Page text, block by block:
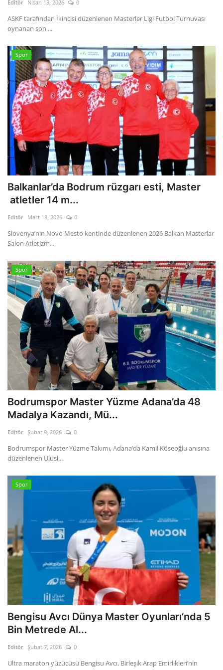
Editör Nisan 13, 2026 0
ASKF tarafından İkincisi düzenlenen Masterler Ligi Futbol Turnuvası
oynanan son ...
Spor
Balkanlar’da Bodrum rüzgarı esti, Master
atletler 14 m...
Editör Mart 18, 2026 0
Slovenya’nın Novo Mesto kentinde düzenlenen 2026 Balkan Masterlar
Salon Atletizm...
Spor
Bodrumspor Master Yüzme Adana’da 48
Madalya Kazandı, Mü...
Editör Şubat 9, 2026 0
Bodrumspor Master Yüzme Takımı, Adana’da Kamil Köseoğlu anısına
düzenlenen Ulusl...
Spor
Bengisu Avcı Dünya Master Oyunları’nda 5
Bin Metrede Al...
Editör Şubat 7, 2026 0
Ultra maraton yüzücüsü Bengisu Avcı, Birleşik Arap Emirlikleri’nin